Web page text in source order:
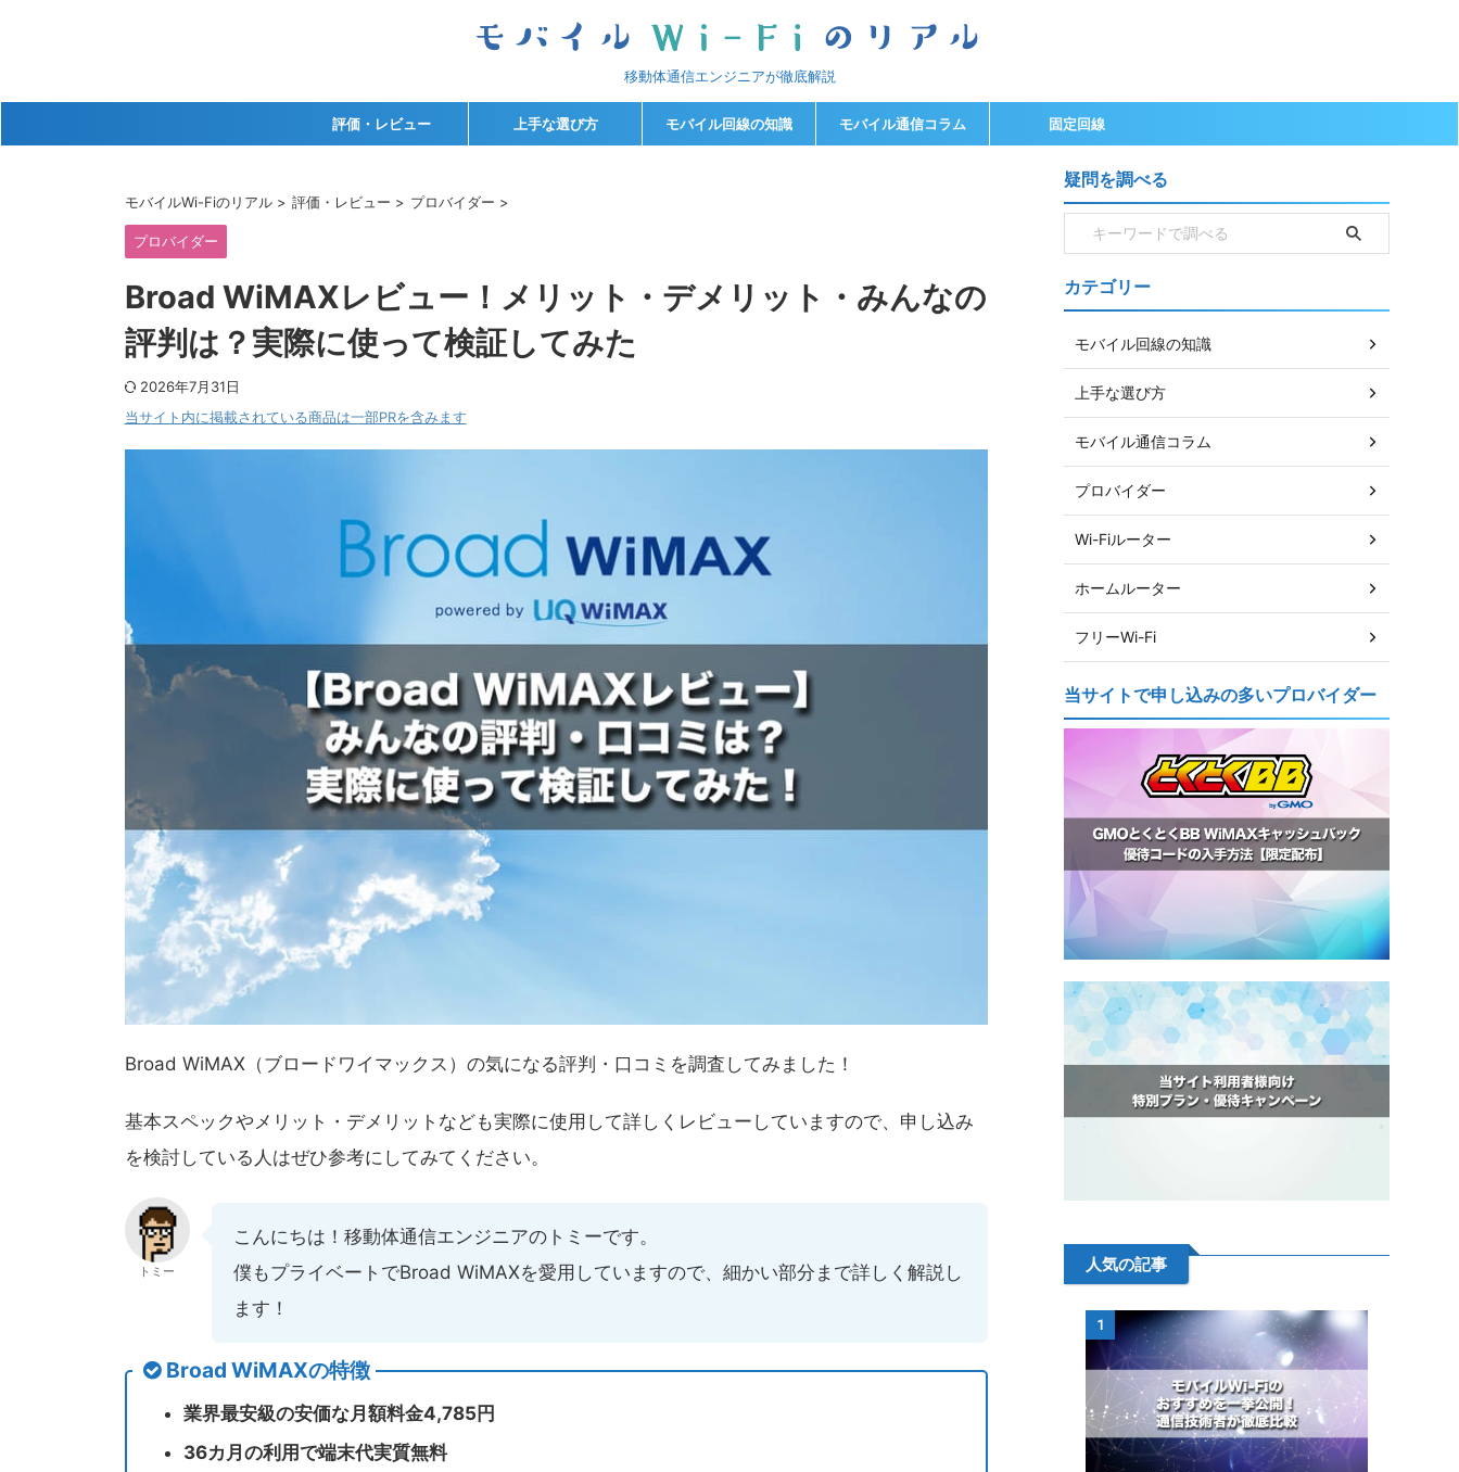
移動体通信エンジニアが徹底解説
評価・レビュー 上手な選び方 モバイル回線の知識 モバイル通信コラム 固定回線
モバイルWi-Fiのリアル > 評価・レビュー > プロバイダー >
プロバイダー
Broad WiMAXレビュー！メリット・デメリット・みんなの
評判は？実際に使って検証してみた
2026年7月31日
当サイト内に掲載されている商品は一部PRを含みます
Broad WiMAX（ブロードワイマックス）の気になる評判・口コミを調査してみました！
基本スペックやメリット・デメリットなども実際に使用して詳しくレビューしていますので、申し込み
を検討している人はぜひ参考にしてみてください。
トミー
こんにちは！移動体通信エンジニアのトミーです。
僕もプライベートでBroad WiMAXを愛用していますので、細かい部分まで詳しく解説し
ます！
Broad WiMAXの特徴
業界最安級の安価な月額料金4,785円
36カ月の利用で端末代実質無料
疑問を調べる
カテゴリー
モバイル回線の知識
上手な選び方
モバイル通信コラム
プロバイダー
Wi-Fiルーター
ホームルーター
フリーWi-Fi
当サイトで申し込みの多いプロバイダー
人気の記事
1